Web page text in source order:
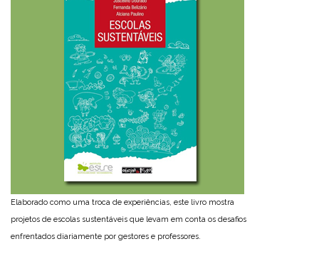
Elaborado como uma troca de experiências, este livro mostra
projetos de escolas sustentáveis que levam em conta os desafios
enfrentados diariamente por gestores e professores.